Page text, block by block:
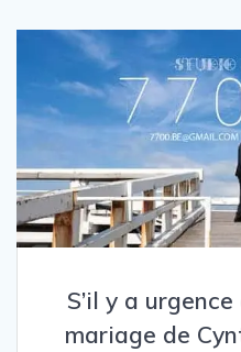
S’il y a
mariage de